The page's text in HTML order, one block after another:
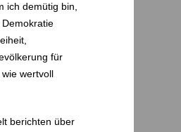
ich demütig bin,
für
wertvoll
berichten über